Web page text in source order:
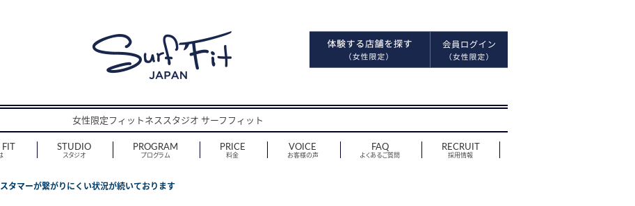
女性限定フィットネススタジオ サーフフィット
STUDIO
スタジオ
PROGRAM
プログラム
PRICE
料金
VOICE
お客様の声
FAQ
よくあるご質問
RECRUIT
採用情報
スタマーが繋がりにくい状況が続いております